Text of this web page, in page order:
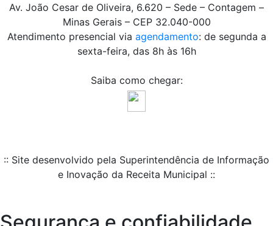
Av. João Cesar de Oliveira, 6.620 – Sede – Contagem –
Minas Gerais – CEP 32.040-000
Atendimento presencial via agendamento: de segunda a
sexta-feira, das 8h às 16h
Saiba como chegar:
:: Site desenvolvido pela Superintendência de Informação
e Inovação da Receita Municipal ::